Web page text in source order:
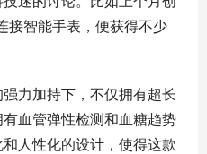
接智能手表，便获得不少
力加持下，不仅拥有超长
血管弹性检测和血糖趋势
人性化的设计，使得这款